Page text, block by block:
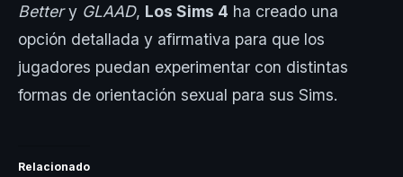
Bettery GLAAD, Los Sims 4 ha creado una
opción detallada y afirmativa para que los
jugadores puedan experimentar con distintas
formas de orientación sexual para sus Sims.
Relacionado